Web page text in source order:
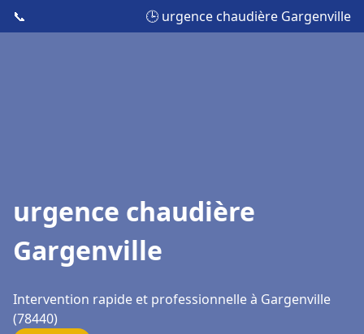
📞 🕒 urgence chaudière Gargenville
urgence chaudière
Gargenville
Intervention rapide et professionnelle à Gargenville
(78440)